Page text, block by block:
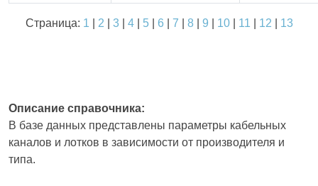
Страница: 1 2 3| 4| 5| 6 7 8| 9 10| 11 12 13
Описание справочника:
В базе данных представлены параметры кабельных
каналов и лотков в зависимости от производителя и
типа.